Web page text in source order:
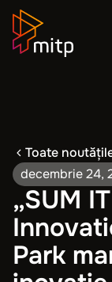
Toate
decembrie 24,
„SUM
Park